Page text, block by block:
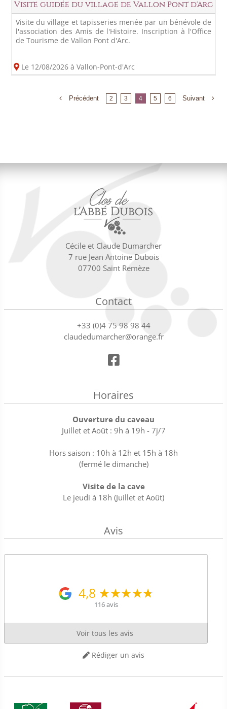
Visite guidée du village de Vallon Pont d'Arc
Visite du village et tapisseries menée par un bénévole de
l'association des Amis de l'Histoire. Inscription à l'Office
de Tourisme de Vallon Pont d'Arc.
Le 12/08/2026 à Vallon-Pont-d'Arc
Précédent 2 3 4 5 6 Suivant
Cécile et Claude Dumarcher
7 rue Jean Antoine Dubois
07700 Saint Remèze
Contact
+33 (0)4 75 98 98 44
claudedumarcher@orange.fr
Horaires
Ouverture du caveau
Juillet et Août : 9h à 19h - 7j/7
Hors saison : 10h à 12h et 15h à 18h
(fermé le dimanche)
Visite de la cave
Le jeudi à 18h (Juillet et Août)
Avis
4,8
116 avis
Voir tous les avis
Rédiger un avis